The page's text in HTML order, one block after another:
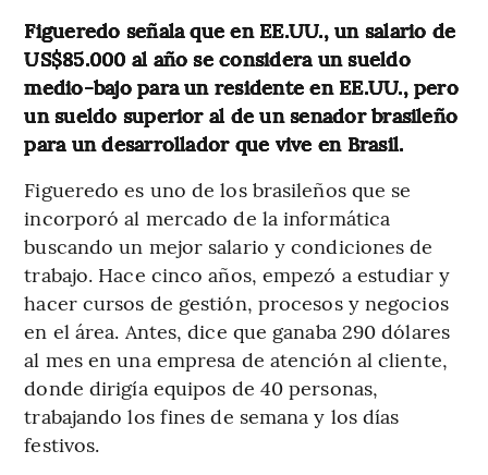
Figueredo señala que en EE.UU., un salario de
US$85.000 al año se considera un sueldo
medio-bajo para un residente en EE.UU., pero
un sueldo superior al de un senador brasileño
para un desarrollador que vive en Brasil.
Figueredo es uno de los brasileños que se
incorporó al mercado de la informática
buscando un mejor salario y condiciones de
trabajo. Hace cinco años, empezó a estudiar y
hacer cursos de gestión, procesos y negocios
en el área. Antes, dice que ganaba 290 dólares
al mes en una empresa de atención al cliente,
donde dirigía equipos de 40 personas,
trabajando los fines de semana y los días
festivos.